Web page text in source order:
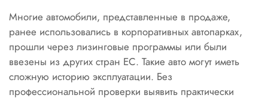
Многие автомобили, представленные в продаже,
ранее использовались в корпоративных автопарках,
прошли через лизинговые программы или были
ввезены из других стран ЕС. Такие авто могут иметь
сложную историю эксплуатации. Без
профессиональной проверки выявить практически